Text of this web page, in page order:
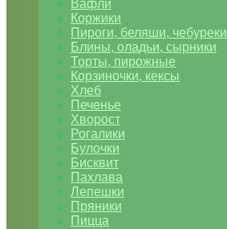
Вафли
Коржики
Пироги, беляши, чебуреки
Блины, оладьи, сырники
Торты, пирожные
Корзиночки, кексы
Хлеб
Печенье
Хворост
Рогалики
Булочки
Бисквит
Пахлава
Лепешки
Пряники
Пицца